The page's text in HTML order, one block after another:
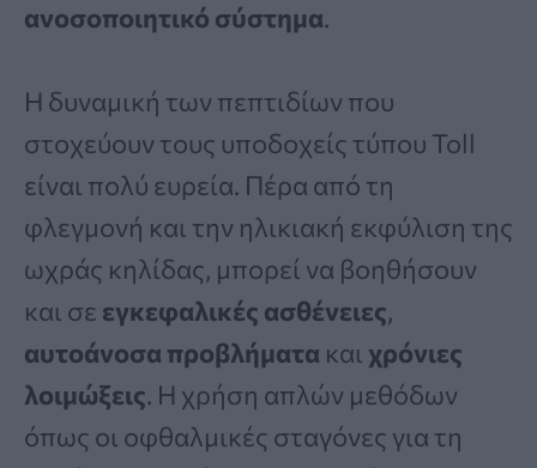
ανοσοποιητικό σύστημα.
Η δυναμική των πεπτιδίων που
στοχεύουν τους υποδοχείς τύπου Toll
είναι πολύ ευρεία. Πέρα από τη
φλεγμονή και την ηλικιακή εκφύλιση της
ωχράς κηλίδας, μπορεί να βοηθήσουν
και σε εγκεφαλικές ασθένειες,
αυτοάνοσα προβλήματα και χρόνιες
λοιμώξεις. Η χρήση απλών μεθόδων
όπως οι οφθαλμικές σταγόνες για τη